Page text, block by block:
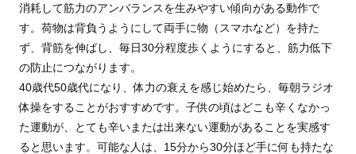
消耗して筋力のアンバランスを生みやすい傾向がある動作で
す。荷物は背負うようにして両手に物（スマホなど）を持た
ず、背筋を伸ばし、毎日30分程度歩くようにすると、筋力低下
の防止につながります。
40歳代50歳代になり、体力の衰えを感じ始めたら、毎朝ラジオ
体操をすることがおすすめです。子供の頃はどこも辛くなかっ
た運動が、とても辛いまたは出来ない運動があることを実感す
ると思います。可能な人は、15分から30分ほど手に何も持たな